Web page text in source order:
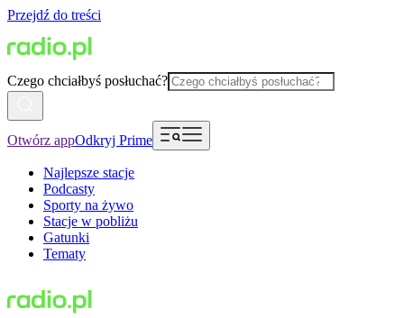
Przejdź do treści
Czego chciałbyś posłuchać?
Otwórz appOdkryj Prime
Najlepsze stacje
Podcasty
Sporty na żywo
Stacje w pobliżu
Gatunki
Tematy